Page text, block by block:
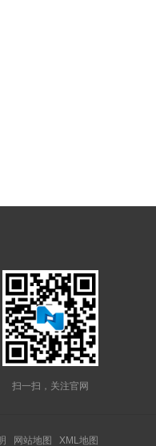
扫一扫，关注官网
网站地图 XML地图